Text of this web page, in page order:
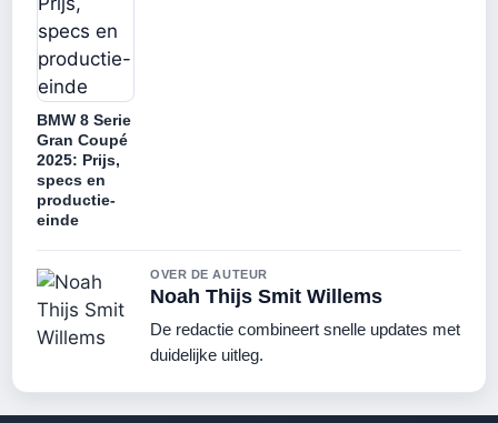
BMW 8 Serie
Gran Coupé
2025: Prijs,
specs en
productie-
einde
OVER DE AUTEUR
Noah Thijs Smit Willems
De redactie combineert snelle updates met
duidelijke uitleg.